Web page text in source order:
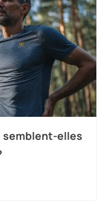
semblent-elles